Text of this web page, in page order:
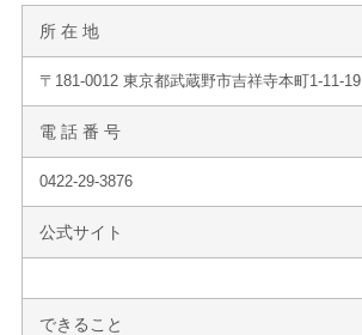
所 在 地
〒181-0012 東京都武蔵野市吉祥寺本町1-11-19
電 話 番 号
0422-29-3876
公式サイト
できること